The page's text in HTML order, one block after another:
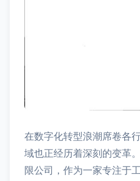
在数字化转型浪潮席卷各
域也正经历着深刻的变革
限公司，作为一家专注于